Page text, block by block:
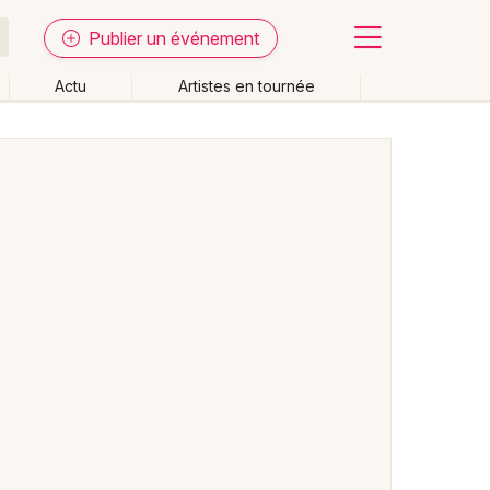
Publier un événement
Actu Artistes en tournée